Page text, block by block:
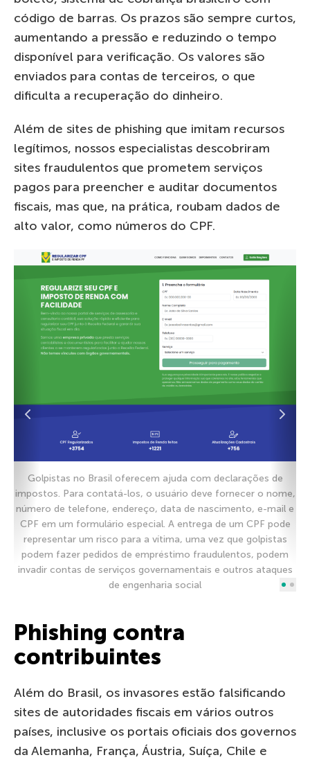
código de barras. Os prazos são sempre curtos,
aumentando a pressão e reduzindo o tempo
disponível para verificação. Os valores são
enviados para contas de terceiros, o que
dificulta a recuperação do dinheiro.
Além de sites de phishing que imitam recursos
legítimos, nossos especialistas descobriram
sites fraudulentos que prometem serviços
pagos para preencher e auditar documentos
fiscais, mas que, na prática, roubam dados de
alto valor, como números do CPF.
Golpistas no Brasil oferecem ajuda com declarações de
impostos. Para contatá-los, o usuário deve fornecer o nome,
número de telefone, endereço, data de nascimento, e-mail e
CPF em um formulário especial. A entrega de um CPF pode
representar um risco para a vítima, uma vez que golpistas
podem fazer pedidos de empréstimo fraudulentos, podem
invadir contas de serviços governamentais e outros ataques
de engenharia social
Phishing contra
contribuintes
Além do Brasil, os invasores estão falsificando
sites de autoridades fiscais em vários outros
países, inclusive os portais oficiais dos governos
da Alemanha, França, Áustria, Suíça, Chile e